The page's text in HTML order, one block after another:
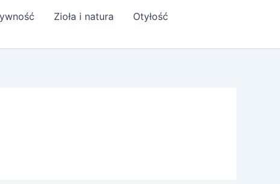
Zioła i natura
Otyłość